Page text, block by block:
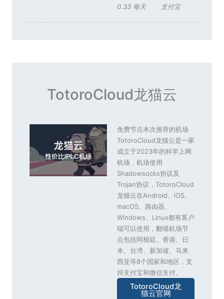
0.33 每天
支付宝
TotoroCloud龙猫云
免费节点本次推荐的机场
TotoroCloud龙猫云是一家
成立于2023年的科学上网
机场，机场使用
Shadowsocks协议及
Trojan协议，TotoroCloud
龙猫云在Android、iOS、
macOS、路由器、
Windows、Linux都有客户
端可以使用，翻墙机场节
点包括阿根廷、香港、日
本、台湾、新加坡、马来
西亚等8个国家和地区，支
持支付宝和微信支付。
TotoroCloud龙
猫云官网